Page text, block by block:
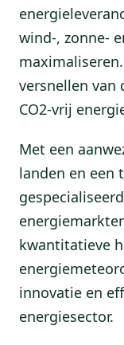
wind-, zonne-
versnellen van
CO2-vrij
Met een
landen en een
kwantitatieve
innovatie en
energiesector.